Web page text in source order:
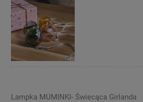
Lampka MUMINKI- Świecąca Girlanda